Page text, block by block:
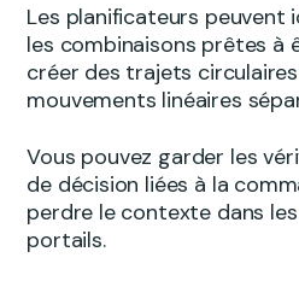
Les planificateurs peuvent
les combinaisons prêtes à
créer des trajets
mouvements linéaires
Vous pouvez garder les
de décision liées à la
perdre le contexte dans
portails.